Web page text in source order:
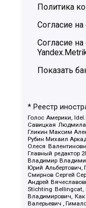
Политика
Согласие
Согласие
Показать
* Реестр
Голос Америки,
Савицкая Людмила
Гликин Максим
Рубин Михаил
Олеся
Главный редактор
Владимир
Юрий Альбертович,
Смирнов Сергей
Андрей
Stichting Bellingcat,
Владимирович, Как
Валерьевич ,